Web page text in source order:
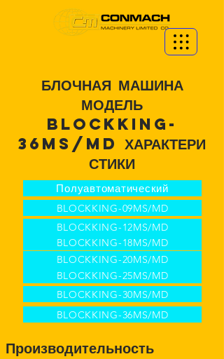
БЛОЧНАЯ МАШИНА
МОДЕЛЬ
BLOCKKING-
36Ms/MD ХАРАКТЕРИ
СТИКИ
Полуавтоматический
BLOCKKING-09MS/MD
BLOCKKING-12MS/MD
BLOCKKING-18MS/MD
BLOCKKING-20MS/MD
BLOCKKING-25MS/MD
BLOCKKING-30MS/MD
BLOCKKING-36MS/MD
Производительность